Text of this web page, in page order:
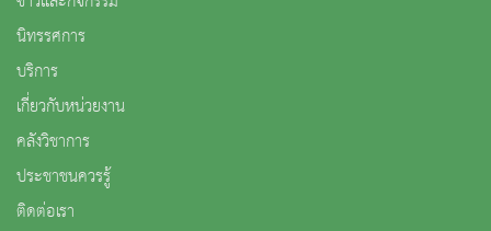
นิทรรศการ
บริการ
เกี่ยวกับหน่วยงาน
คลังวิชาการ
ประชาชนควรรู้
ติดต่อเรา